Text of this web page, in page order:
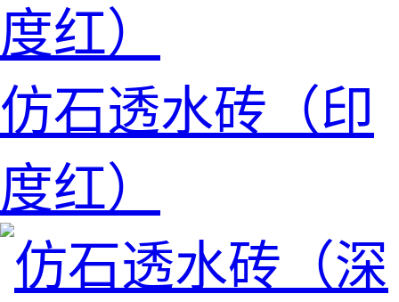
仿石透水砖（印
度红）